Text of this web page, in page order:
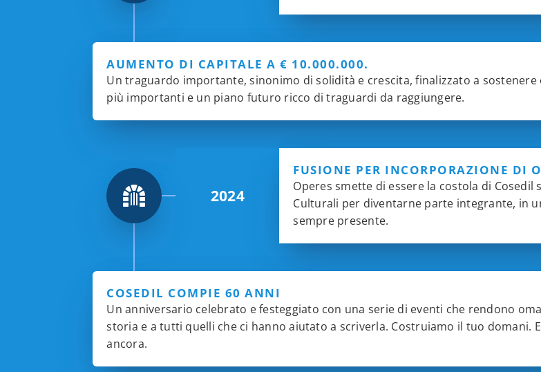
AUMENTO DI CAPITALE A € 10.000.000.
Un traguardo importante, sinonimo di solidità e crescita, finalizzato a
più importanti e un piano futuro ricco di traguardi da raggiungere.
2024
FUSIONE PER INCORPORAZIONE DI
Operes smette di essere la costola di
Culturali per diventarne parte integrante, in
sempre presente.
COSEDIL COMPIE 60 ANNI
Un anniversario celebrato e festeggiato con una serie di eventi che rendono
storia e a tutti quelli che ci hanno aiutato a scriverla. Costruiamo il tuo domani.
ancora.